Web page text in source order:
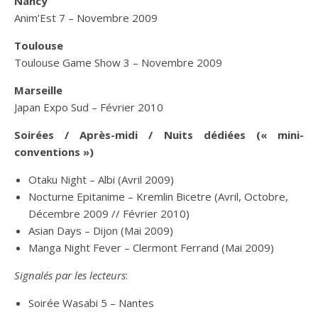
Anim’Est 7 – Novembre 2009
Toulouse
Toulouse Game Show 3 – Novembre 2009
Marseille
Japan Expo Sud – Février 2010
Soirées / Après-midi / Nuits dédiées (« mini-
conventions »)
Otaku Night – Albi (Avril 2009)
Nocturne Epitanime – Kremlin Bicetre (Avril, Octobre,
Décembre 2009 // Février 2010)
Asian Days – Dijon (Mai 2009)
Manga Night Fever – Clermont Ferrand (Mai 2009)
Signalés par les lecteurs:
Soirée Wasabi 5 – Nantes